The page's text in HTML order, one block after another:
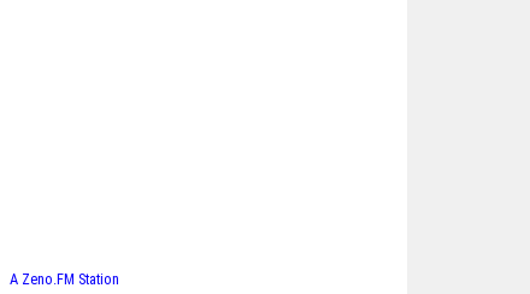
A Zeno.FM Station